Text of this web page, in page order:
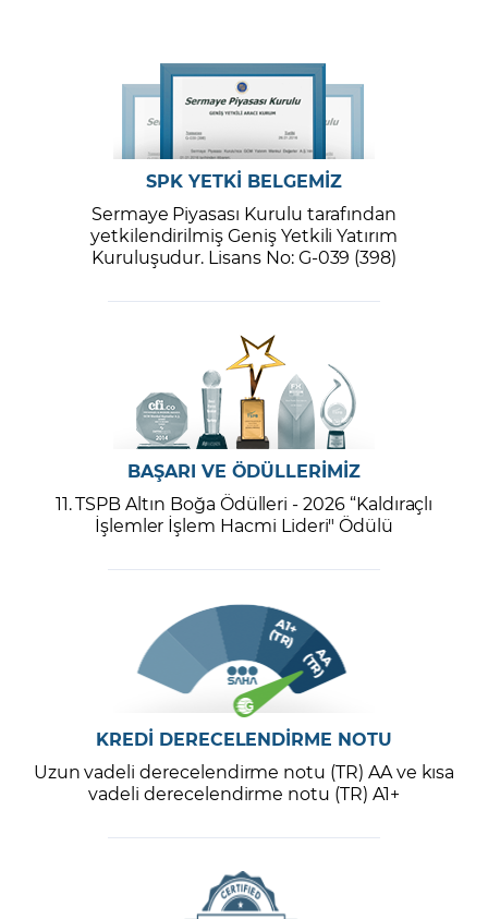
SPK YETKİ BELGEMİZ
Sermaye Piyasası Kurulu tarafından
yetkilendirilmiş Geniş Yetkili Yatırım
Kuruluşudur. Lisans No: G-039 (398)
BAŞARI VE ÖDÜLLERİMİZ
11. TSPB Altın Boğa Ödülleri - 2026 “Kaldıraçlı
İşlemler İşlem Hacmi Lideri" Ödülü
KREDİ DERECELENDİRME NOTU
Uzun vadeli derecelendirme notu (TR) AA ve kısa
vadeli derecelendirme notu (TR) A1+